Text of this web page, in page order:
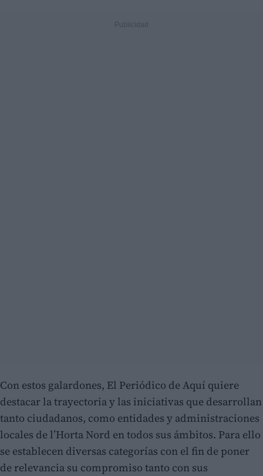
Con estos galardones, El Periódico de Aquí quiere
destacar la trayectoria y las iniciativas que desarrollan
tanto ciudadanos, como entidades y administraciones
locales de l’Horta Nord en todos sus ámbitos. Para ello
se establecen diversas categorías con el fin de poner
de relevancia su compromiso tanto con sus